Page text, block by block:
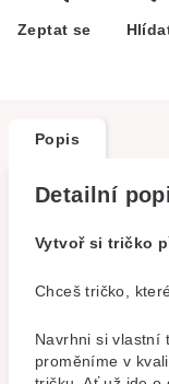
Zeptat se
Popis
Detailní
Vytvoř si tričko
Chceš tričko,
Navrhni si vlastní
proměníme v